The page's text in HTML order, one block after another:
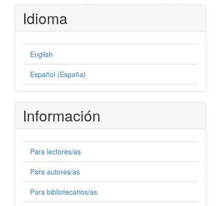
Idioma
English
Español (España)
Información
Para lectores/as
Para autores/as
Para bibliotecarios/as